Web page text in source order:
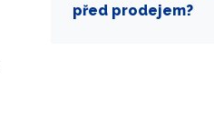
před prodejem?